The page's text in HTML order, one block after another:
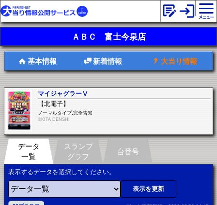
ＡＢＣ 富士今泉店
基本情報 新着情報 大当り情報
マイジャグラーⅤ
【北電子】
ノーマルタイプ,完全告知
©KITA DENSHI
データ
一覧
表示するデータを選択してください。
表示を更新
スランプ
グラフ
台番号